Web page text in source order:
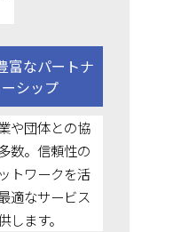
富なパートナ
ーシップ
や団体との協
数。信頼性の
トワークを活
適なサービス
します。